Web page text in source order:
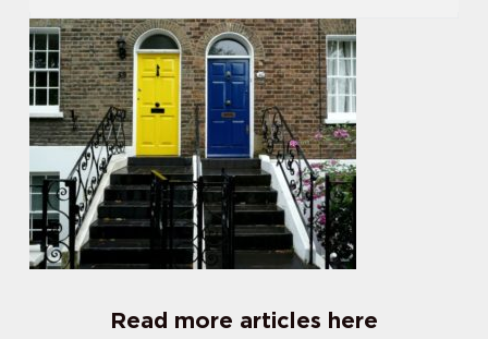
Read more articles here